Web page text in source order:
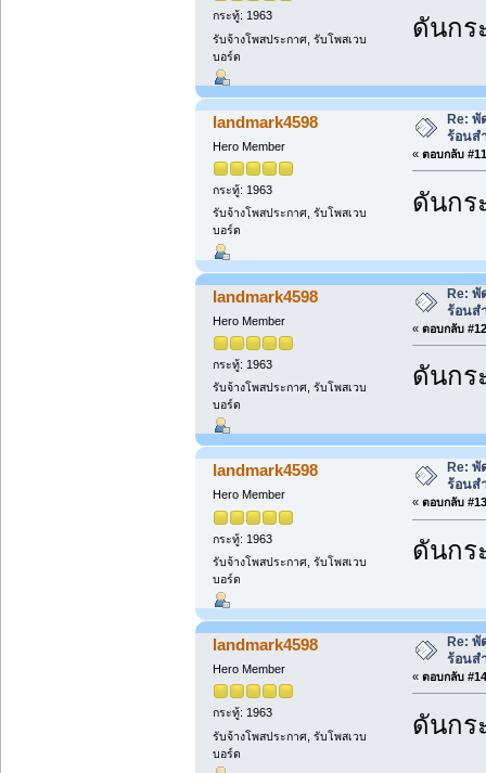
กระทู้: 1963
รับจ้างโพสประกาศ, รับโพสเวบ
บอร์ด
ดันกร
landmark4598
Hero Member
กระทู้: 1963
รับจ้างโพสประกาศ, รับโพสเวบ
บอร์ด
Re: พั
ร้อนส
« ตอบกลับ
ดันกร
landmark4598
Hero Member
กระทู้: 1963
รับจ้างโพสประกาศ, รับโพสเวบ
บอร์ด
Re: พั
ร้อนส
« ตอบกลับ
ดันกร
landmark4598
Hero Member
กระทู้: 1963
รับจ้างโพสประกาศ, รับโพสเวบ
บอร์ด
Re:
ร้อนส
« ตอบกลับ
ดันกร
landmark4598
Hero Member
กระทู้: 1963
รับจ้างโพสประกาศ, รับโพสเวบ
บอร์ด
Re:
ร้อนส
« ตอบกลับ
ดันกร